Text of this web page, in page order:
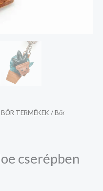
BŐR TERMÉKEK / Bőr
cserépben